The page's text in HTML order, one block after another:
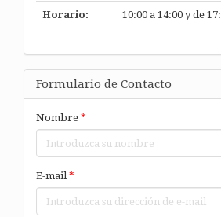
Horario: 10:00 a 14:00 y de
Formulario de Contacto
Nombre *
E-mail*